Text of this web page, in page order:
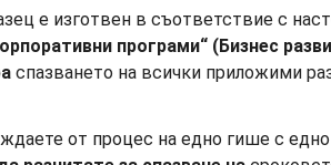
е изготвен в съответствие с
програми“ (Бизнес
спазването на всички приложими
от процес на едно гише с